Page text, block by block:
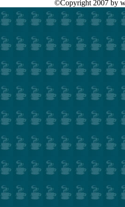
©Copyright 2007 by